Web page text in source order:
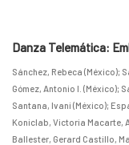
Danza Telemática:
Sánchez, Rebeca (México);
Gómez, Antonio I. (México);
Santana, Ivani (México);
Koniclab, Victoria Macarte,
Ballester, Gerard Castillo,